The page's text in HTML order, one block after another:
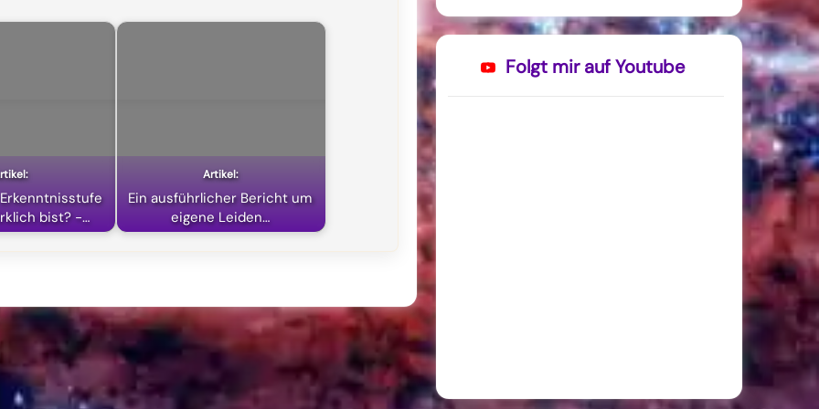
bist? -…
Ein ausführlicher Bericht um
eigene Leiden…
Folgt mir auf Youtube